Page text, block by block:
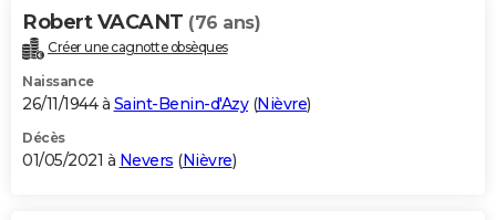
Robert VACANT (76 ans)
Créer une cagnotte obsèques
Naissance
26/11/1944 à Saint-Benin-d'Azy(Nièvre)
Décès
01/05/2021 à Nevers (Nièvre)